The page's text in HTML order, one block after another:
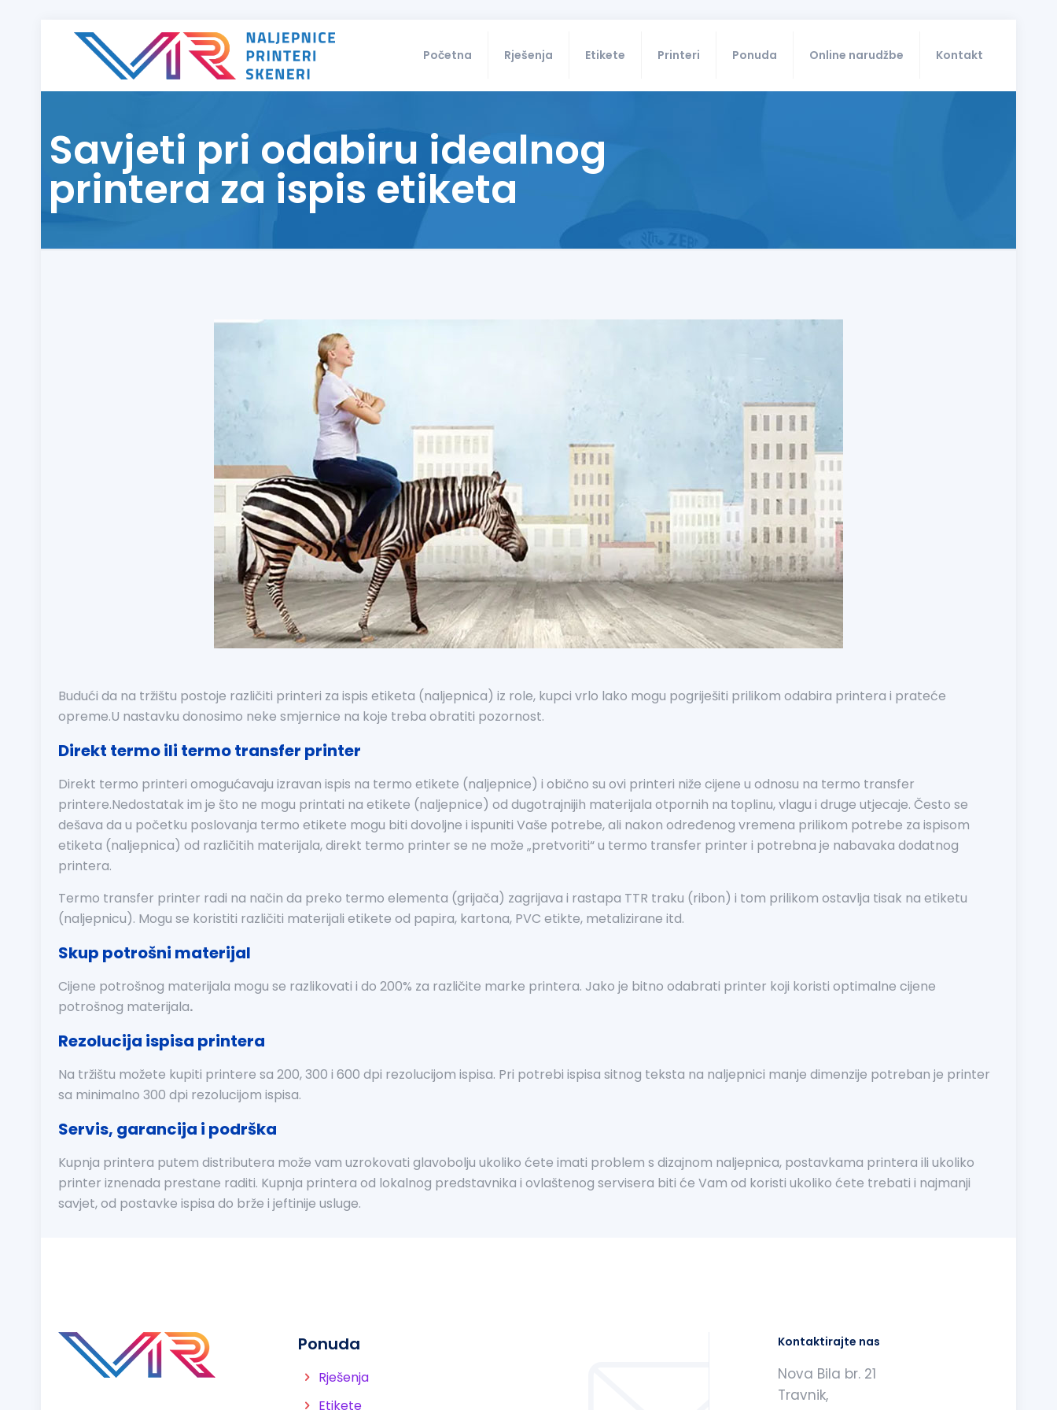
Početna Rješenja Etikete Printeri Ponuda Online narudžbe Kontakt
Savjeti pri odabiru idealnog
printera za ispis etiketa
Budući da na tržištu postoje različiti printeri za ispis etiketa (naljepnica) iz role, kupci vrlo lako mogu pogriješiti prilikom odabira printera i prateće
opreme.U nastavku donosimo neke smjernice na koje treba obratiti pozornost.
Direkt termo ili termo transfer printer
Direkt termo printeri omogućavaju izravan ispis na termo etikete (naljepnice) i obično su ovi printeri niže cijene u odnosu na termo transfer
printere.Nedostatak im je što ne mogu printati na etikete (naljepnice) od dugotrajnijih materijala otpornih na toplinu, vlagu i druge utjecaje. Često se
dešava da u početku poslovanja termo etikete mogu biti dovoljne i ispuniti Vaše potrebe, ali nakon određenog vremena prilikom potrebe za ispisom
etiketa (naljepnica) od različitih materijala, direkt termo printer se ne može „pretvoriti“ u termo transfer printer i potrebna je nabavaka dodatnog
printera.
Termo transfer printer radi na način da preko termo elementa (grijača) zagrijava i rastapa TTR traku (ribon) i tom prilikom ostavlja tisak na etiketu
(naljepnicu). Mogu se koristiti različiti materijali etikete od papira, kartona, PVC etikte, metalizirane itd.
Skup potrošni materijal
Cijene potrošnog materijala mogu se razlikovati i do 200% za različite marke printera. Jako je bitno odabrati printer koji koristi optimalne cijene
potrošnog materijala.
Rezolucija ispisa printera
Na tržištu možete kupiti printere sa 200, 300 i 600 dpi rezolucijom ispisa. Pri potrebi ispisa sitnog teksta na naljepnici manje dimenzije potreban je printer
sa minimalno 300 dpi rezolucijom ispisa.
Servis, garancija i podrška
Kupnja printera putem distributera može vam uzrokovati glavobolju ukoliko ćete imati problem s dizajnom naljepnica, postavkama printera ili ukoliko
printer iznenada prestane raditi. Kupnja printera od lokalnog predstavnika i ovlaštenog servisera biti će Vam od koristi ukoliko ćete trebati i najmanji
savjet, od postavke ispisa do brže i jeftinije usluge.
Ponuda
Rješenja
Etikete
Kontaktirajte nas
Nova Bila br. 21
Travnik,